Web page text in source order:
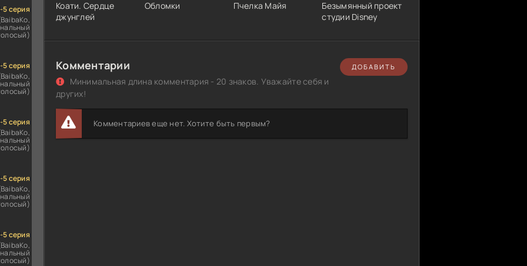
5 серия
5 серия
5 серия
5 серия
5 серия
Коати. Сердце
джунглей
Обломки Пчелка Майя
Безымянный проект
студии Disney
Комментарии
Минимальная длина комментария - 20 знаков. Уважайте себя и
других!
ДОБАВИТЬ
Комментариев еще нет. Хотите быть первым?